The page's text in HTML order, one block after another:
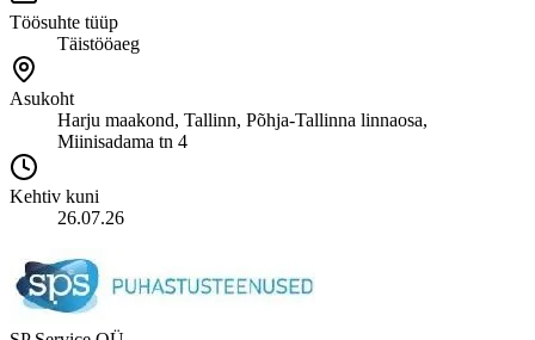
Töösuhte tüüp
Täistööaeg
Asukoht
Harju maakond, Tallinn, Põhja-Tallinna linnaosa,
Miinisadama tn 4
Kehtiv kuni
26.07.26